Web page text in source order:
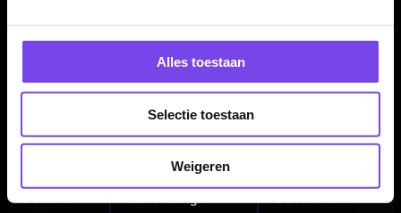
Alles toestaan
Selectie toestaan
Weigeren
Ringgrip
Dartspeler:Geen
Inhoud: